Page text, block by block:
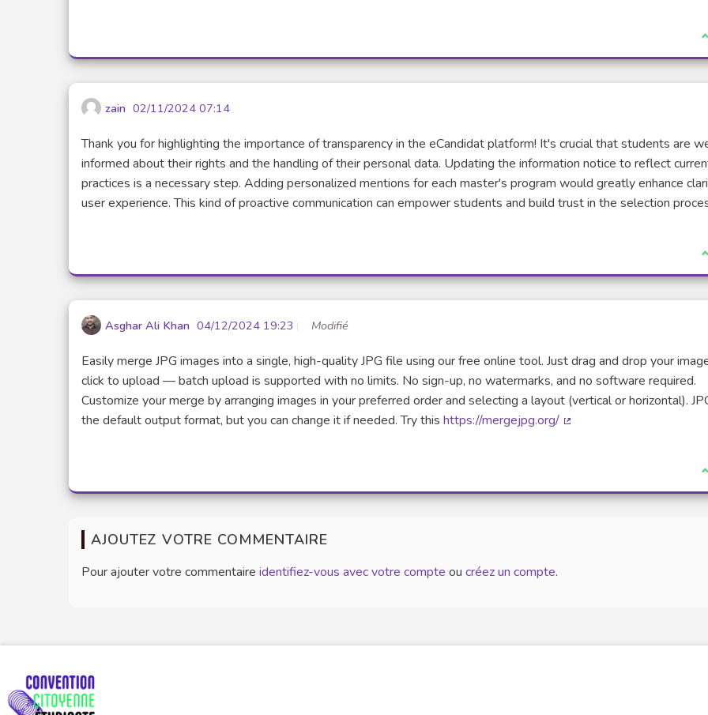
zain 02/11/2024 07:14
Thank you for highlighting the importance of transparency in the eCandidat platform! It's crucial that students are
informed about their rights and the handling of their personal data. Updating the information notice to reflect
practices is a necessary step. Adding personalized mentions for each master's program would greatly enhance
user experience. This kind of proactive communication can empower students and build trust in the selection
Asghar Ali Khan 04/12/2024 19:23 Modifié
Easily merge JPG images into a single, high-quality JPG file using our free online tool. Just drag and drop your
click to upload — batch upload is supported with no limits. No sign-up, no watermarks, and no software required.
Customize your merge by arranging images in your preferred order and selecting a layout (vertical or horizontal).
the default output format, but you can change it if needed. Try this https://mergejpg.org/
AJOUTEZ VOTRE COMMENTAIRE
Pour ajouter votre commentaire identifiez-vous avec votre compte ou créez un compte.